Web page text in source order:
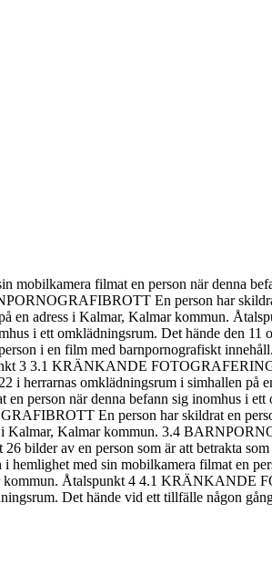
filmat en person när denna
En person har
en adress i Kalmar, Kalmar kommun.
i ett omklädningsrum. Det hände den 11
i en film med barnpornografiskt
3 3.1 KRÄNKANDE
i herrarnas omklädningsrum i simhallen
person när denna befann sig inomhus i
En person har skildrat en
Kalmar, Kalmar kommun. 3.4
bilder av en person som är att betrakta
med sin mobilkamera filmat en
kommun. Åtalspunkt 4 4.1 KRÄNKANDE
Det hände vid ett tillfälle någon